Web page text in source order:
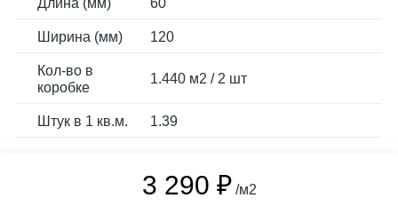
Длина (мм) 60
Ширина (мм) 120
Кол-во в
коробке
1.440 м2 / 2 шт
Штук в 1 кв.м. 1.39
3 290 ₽ /м2